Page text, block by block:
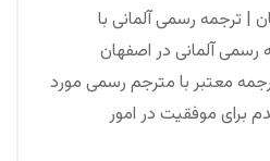
| ترجمه رسمی آلمانی با
رسمی آلمانی در اصفهان
معتبر با مترجم رسمی مورد
برای موفقیت در امور